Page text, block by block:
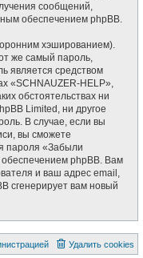
сообщений,
обеспечением phpBB.
хэшированием).
же самый пароль,
является средством
«SCHNAUZER-HELP»,
обстоятельствах ни
Limited, ни другое
В случае, если вы
вы сможете
пароля «Забыли
phpBB. Вам
и ваш адрес email,
сгенерирует вам новый
Удалить cookies